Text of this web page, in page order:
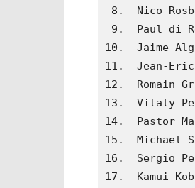
8.  Nico
9.  Paul di
10.  Jaime
11.  Jean-
12.  Romain
13.  Vitaly
14.  Pastor
15.  Michael
16.  Sergio
17.  Kamui